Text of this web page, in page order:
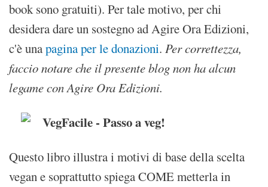
book sono gratuiti). Per tale motivo, per chi
desidera dare un sostegno ad Agire Ora Edizioni,
c'è unapagina per le donazioni. Per correttezza,
faccio notare che il presente blog non ha alcun
legame con Agire Ora Edizioni.
VegFacile - Passo a veg!
Questo libro illustra i motivi di base della scelta
vegan e soprattutto spiega COME metterla in